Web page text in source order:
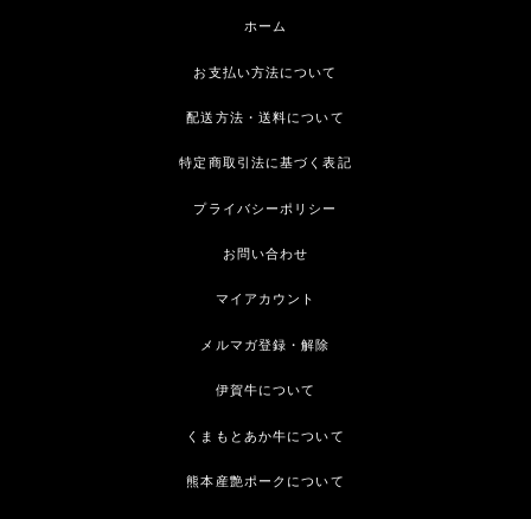
ホーム
お支払い方法について
配送方法・送料について
特定商取引法に基づく表記
プライバシーポリシー
お問い合わせ
マイアカウント
メルマガ登録・解除
伊賀牛について
くまもとあか牛について
熊本産艶ポークについて